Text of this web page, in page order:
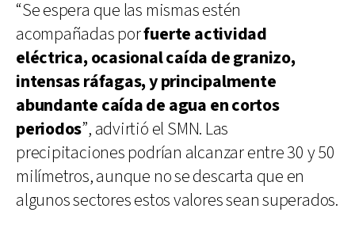
“Se espera que las mismas estén
acompañadas porfuerte actividad
eléctrica, ocasional caída de granizo,
intensas ráfagas, y principalmente
abundante caída de agua en cortos
periodos”, advirtió el SMN. Las
precipitaciones podrían alcanzar entre 30 y 50
milímetros, aunque no se descarta que en
algunos sectores estos valores sean superados.